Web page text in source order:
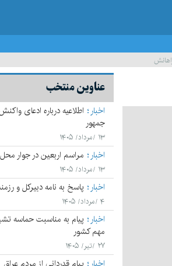
عناوین منتخب
اخبار اطلاعیه درباره ادعای
جمهور
۱۳ /مرداد/ ۱۴۰۵
اخبار مراسم اربعین در جوار
۱۳ /مرداد/ ۱۴۰۵
اخبار پاسخ به نامه دبیرکل و
۴ /مرداد/ ۱۴۰۵
اخبار پیام به مناسبت حماسه
مهم کشور
۲۷ /تیر/ ۱۴۰۵